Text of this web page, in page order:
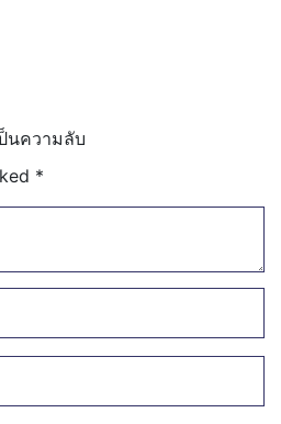
นความลับ
*